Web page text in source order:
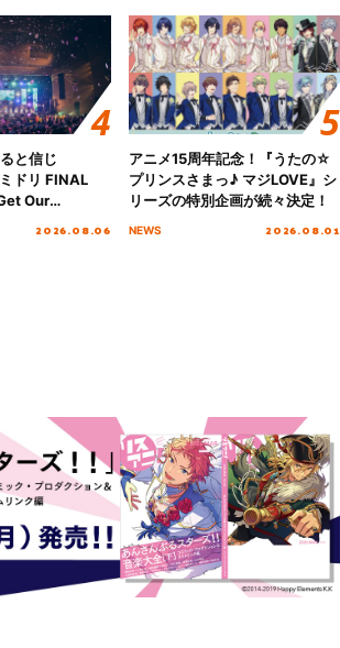
と信じ
ドリ FINAL
Our
2026.08.06
アニメ15周年記念！『うたの☆
プリンスさまっ♪ マジLOVE』シ
リーズの特別企画が続々決定！
NEWS 2026.08.01